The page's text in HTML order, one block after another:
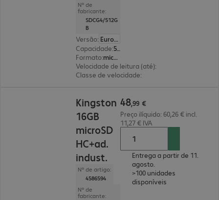
Nº de
fabricante:
SDCG4/512G
B
Versão:
Europa
Capacidade: 512 GB
Formato:
microSDXC
Velocidade de leitura (até):
Classe de velocidade:
Kingston
16GB
microSD
HC+ad.
indust.
Nº de artigo:
4586594
Nº de
fabricante:
48,99 €
Preço ilíquido: 60,26 € incl.
11,27 € IVA
Entrega a partir de 11.
agosto.
>100 unidades
disponíveis